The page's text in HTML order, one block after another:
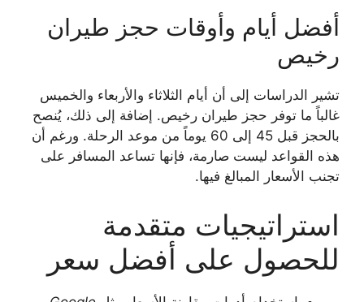
أفضل أيام وأوقات حجز طيران
رخيص
تشير الدراسات إلى أن أيام الثلاثاء والأربعاء والخميس
غالباً ما توفر حجز طيران رخيص. إضافة إلى ذلك، يُنصح
بالحجز قبل 45 إلى 60 يوماً من موعد الرحلة. ورغم أن
هذه القواعد ليست صارمة، فإنها تساعد المسافر على
تجنب الأسعار المبالغ فيها.
استراتيجيات متقدمة
للحصول على أفضل سعر